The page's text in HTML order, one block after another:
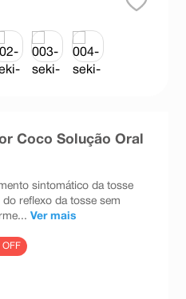
Coco Solução Oral
sintomático da tosse
reflexo da tosse sem
Ver mais
OFF